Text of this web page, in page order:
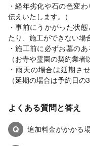
・経年劣化や石の色変
伝えいたします。）
・事前にうかがった状
たり、施工ができない場
・施工前に必ずお墓の
（お寺や霊園の契約業者
・雨天の場合は延期さ
（延期の場合は予約日
よくある質問と答え
Q
追加料金がかかる